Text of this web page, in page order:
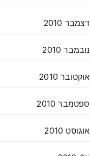
דצמבר 2010
נובמבר 2010
אוקטובר 2010
ספטמבר 2010
אוגוסט 2010